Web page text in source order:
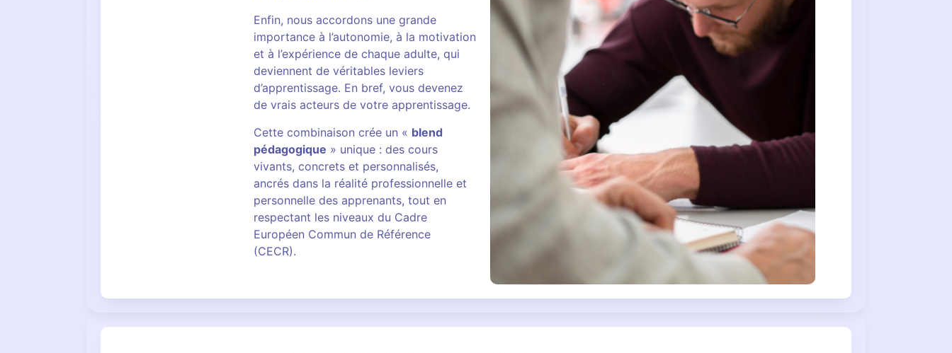
Enfin, nous accordons une grande
importance à l’autonomie, à la motivation
et à l’expérience de chaque adulte, qui
deviennent de véritables leviers
d’apprentissage. En bref, vous devenez
de vrais acteurs de votre apprentissage.
Cette combinaison crée un « blend
pédagogique » unique : des cours
vivants, concrets et personnalisés,
ancrés dans la réalité professionnelle et
personnelle des apprenants, tout en
respectant les niveaux du Cadre
Européen Commun de Référence
(CECR).